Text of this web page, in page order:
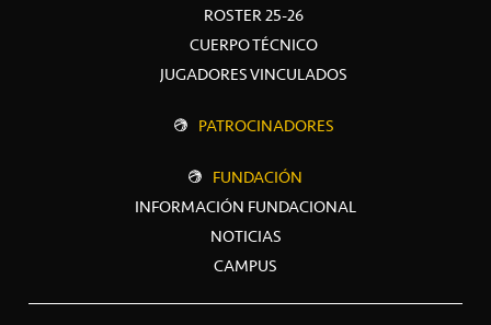
ROSTER 25-26
CUERPO TÉCNICO
JUGADORES VINCULADOS
PATROCINADORES
FUNDACIÓN
INFORMACIÓN FUNDACIONAL
NOTICIAS
CAMPUS